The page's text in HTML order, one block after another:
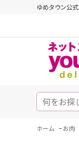
ゆめタウン公
ホーム - お肉